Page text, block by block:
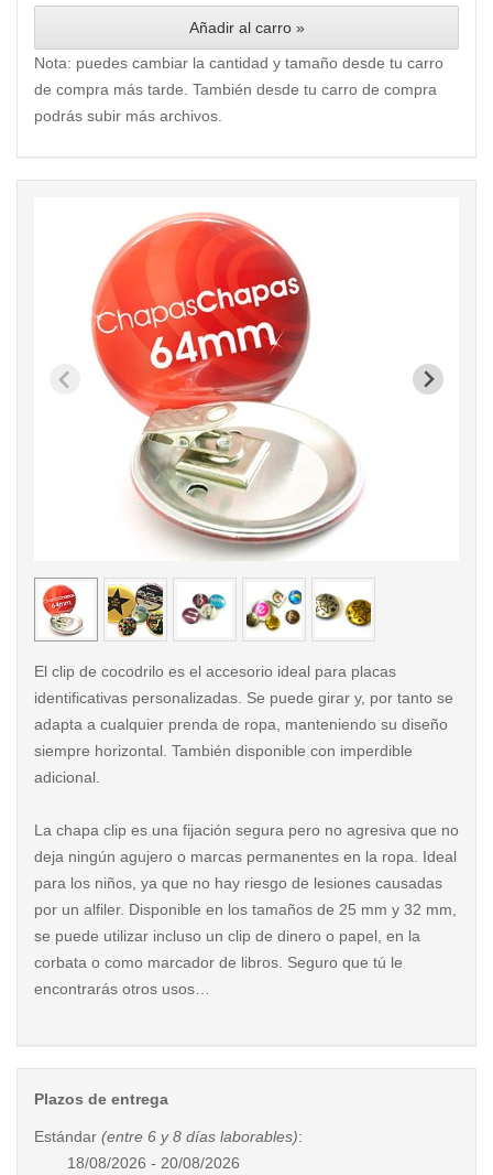
Añadir al carro »
Nota: puedes cambiar la cantidad y tamaño desde tu carro
de compra más tarde. También desde tu carro de compra
podrás subir más archivos.
< /picture>
El clip de cocodrilo es el accesorio ideal para placas
identificativas personalizadas. Se puede girar y, por tanto se
adapta a cualquier prenda de ropa, manteniendo su diseño
siempre horizontal. También disponible con imperdible
adicional.
La chapa clip es una fijación segura pero no agresiva que no
deja ningún agujero o marcas permanentes en la ropa. Ideal
para los niños, ya que no hay riesgo de lesiones causadas
por un alfiler. Disponible en los tamaños de 25 mm y 32 mm,
se puede utilizar incluso un clip de dinero o papel, en la
corbata o como marcador de libros. Seguro que tú le
encontrarás otros usos…
Plazos de entrega
Estándar (entre 6 y 8 días laborables):
18/08/2026 - 20/08/2026